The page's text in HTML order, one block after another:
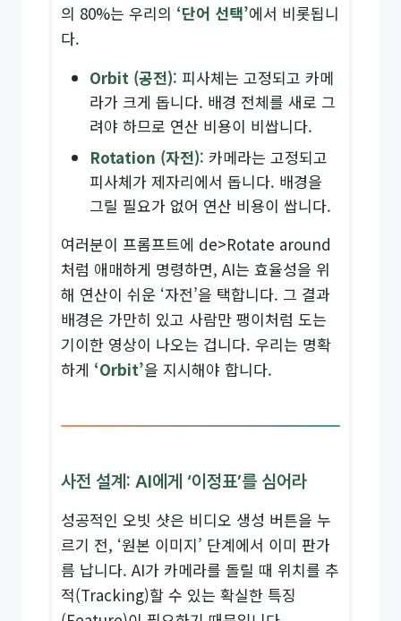
의 80%는 우리의 ‘단어 선택’에서 비롯됩니
다.
Orbit (공전): 피사체는 고정되고 카메
라가 크게 돕니다. 배경 전체를 새로 그
려야 하므로 연산 비용이 비쌉니다.
Rotation (자전): 카메라는 고정되고
피사체가 제자리에서 돕니다. 배경을
그릴 필요가 없어 연산 비용이 쌉니다.
여러분이 프롬프트에 de>Rotate around
처럼 애매하게 명령하면, AI는 효율성을 위
해 연산이 쉬운 ‘자전’을 택합니다. 그 결과
배경은 가만히 있고 사람만 팽이처럼 도는
기이한 영상이 나오는 겁니다. 우리는 명확
하게 ‘Orbit’을 지시해야 합니다.
사전 설계: AI에게 ‘이정표’를 심어라
성공적인 오빗 샷은 비디오 생성 버튼을 누
르기 전, ‘원본 이미지’ 단계에서 이미 판가
름 납니다. AI가 카메라를 돌릴 때 위치를 추
적(Tracking)할 수 있는 확실한 특징